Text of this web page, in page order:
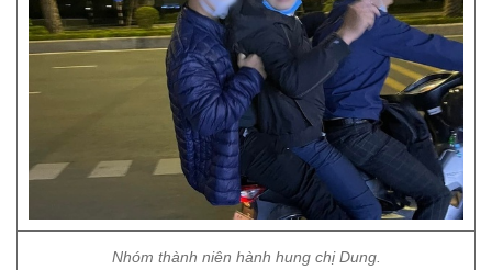
Nhóm thành niên hành hung chị Dung.